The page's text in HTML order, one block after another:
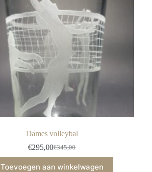
Dames volleybal
€345,00
€295,00
Toevoegen aan winkelwagen